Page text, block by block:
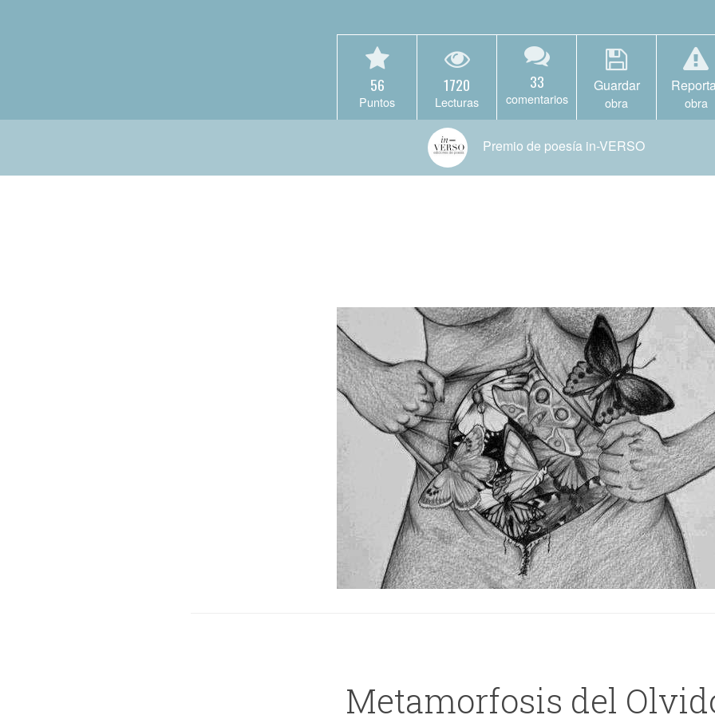
56
Puntos
1720
Lecturas
33
comentarios
Guardar
obra obra
Premio de poesía in-VERSO
Metamorfosis del